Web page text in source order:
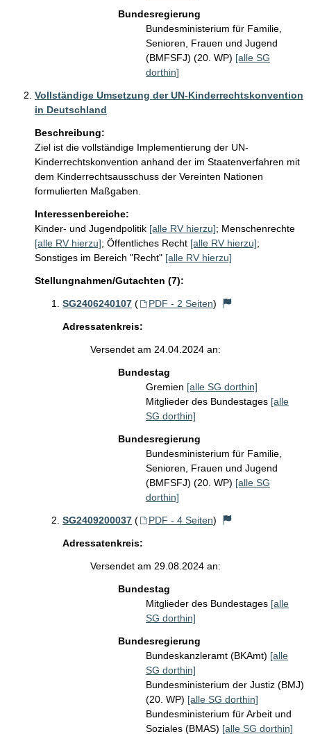
Bundesregierung
Bundesministerium für Familie,
Senioren, Frauen und Jugend
(BMFSFJ) (20. WP) [alle SG
dorthin]
Vollständige Umsetzung der UN-Kinderrechtskonvention
in Deutschland
Beschreibung:
Ziel ist die vollständige Implementierung der UN-
Kinderrechtskonvention anhand der im Staatenverfahren mit
dem Kinderrechtsausschuss der Vereinten Nationen
formulierten Maßgaben.
Interessenbereiche:
Kinder- und Jugendpolitik [alle RV hierzu]; Menschenrechte
[alle RV hierzu]; Öffentliches Recht [alle RV hierzu];
Sonstiges im Bereich "Recht" [alle RV hierzu]
Stellungnahmen/Gutachten (7):
SG2406240107 ( PDF - 2 Seiten)
Adressatenkreis:
Versendet am 24.04.2024 an:
Bundestag
Gremien [alle SG dorthin]
Mitglieder des Bundestages [alle
SG dorthin]
Bundesregierung
Bundesministerium für Familie,
Senioren, Frauen und Jugend
(BMFSFJ) (20. WP) [alle SG
dorthin]
SG2409200037 ( PDF - 4 Seiten)
Adressatenkreis:
Versendet am 29.08.2024 an:
Bundestag
Mitglieder des Bundestages [alle
SG dorthin]
Bundesregierung
Bundeskanzleramt (BKAmt) [alle
SG dorthin]
Bundesministerium der Justiz (BMJ)
(20. WP) [alle SG dorthin]
Bundesministerium für Arbeit und
Soziales (BMAS) [alle SG dorthin]